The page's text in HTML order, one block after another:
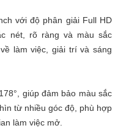
với độ phân giải Full HD
nét, rõ ràng và màu sắc
làm việc, giải trí và sáng
giúp đảm bảo màu sắc
từ nhiều góc độ, phù hợp
làm việc mở.